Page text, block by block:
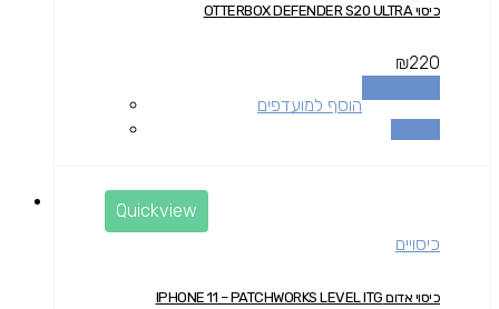
כיסוי OTTERBOX DEFENDER S20 ULTRA
₪220
הוסף למועדפים
Quickview
כיסויים
כיסוי אדום IPHONE 11 – PATCHWORKS LEVEL ITG